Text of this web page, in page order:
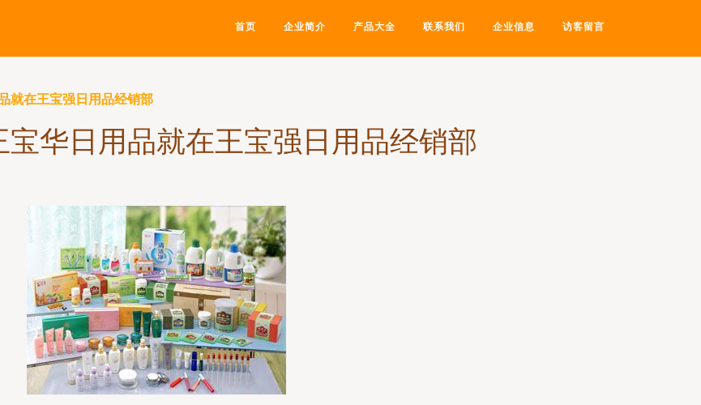
首页 企业简介 产品大全 联系我们 企业信息 访客留言
就在王宝强日用品经销部
华日用品就在王宝强日用品经销部